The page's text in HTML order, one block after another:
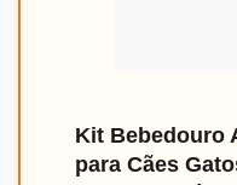
Kit Bebedouro
para Cães